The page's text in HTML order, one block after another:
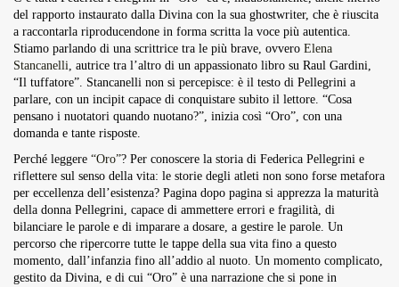
del rapporto instaurato dalla Divina con la sua ghostwriter, che è riuscita
a raccontarla riproducendone in forma scritta la voce più autentica.
Stiamo parlando di una scrittrice tra le più brave, ovvero Elena
Stancanelli, autrice tra l’altro di un appassionato libro su Raul Gardini,
“Il tuffatore”. Stancanelli non si percepisce: è il testo di Pellegrini a
parlare, con un incipit capace di conquistare subito il lettore. “Cosa
pensano i nuotatori quando nuotano?”, inizia così “Oro”, con una
domanda e tante risposte.
Perché leggere “Oro”? Per conoscere la storia di Federica Pellegrini e
riflettere sul senso della vita: le storie degli atleti non sono forse metafora
per eccellenza dell’esistenza? Pagina dopo pagina si apprezza la maturità
della donna Pellegrini, capace di ammettere errori e fragilità, di
bilanciare le parole e di imparare a dosare, a gestire le parole. Un
percorso che ripercorre tutte le tappe della sua vita fino a questo
momento, dall’infanzia fino all’addio al nuoto. Un momento complicato,
gestito da Divina, e di cui “Oro” è una narrazione che si pone in